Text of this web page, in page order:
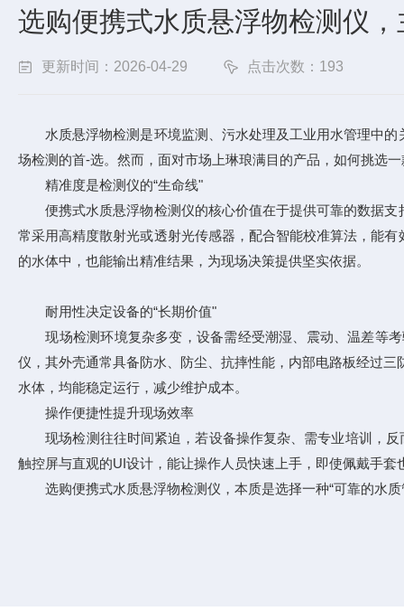
选购便携式水质悬浮物检测仪
更新时间：2026-04-29 点击次数：193
水质悬浮物检测是环境监测、污水处理及工业用水管理中的
场检测的首-选。然而，面对市场上琳琅满目的产品，如何挑选
精准度是检测仪的“生命线"
便携式水质悬浮物检测仪的核心价值在于提供可靠的数据支
常采用高精度散射光或透射光传感器，配合智能校准算法，能
的水体中，也能输出精准结果，为现场决策提供坚实依据。
耐用性决定设备的“长期价值"
现场检测环境复杂多变，设备需经受潮湿、震动、温差等考
仪，其外壳通常具备防水、防尘、抗摔性能，内部电路板经过
水体，均能稳定运行，减少维护成本。
操作便捷性提升现场效率
现场检测往往时间紧迫，若设备操作复杂、需专业培训，反
触控屏与直观的UI设计，能让操作人员快速上手，即使佩戴手
选购便携式水质悬浮物检测仪，本质是选择一种“可靠的水质